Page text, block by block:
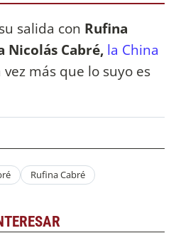
salida con Rufina
Nicolás Cabré, la China
más que lo suyo es
Rufina Cabré